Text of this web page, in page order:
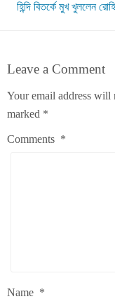
হিন্দি বিতর্কে মুখ খুললেন
Leave a Comment
Your email address will
marked *
Comments *
Name *